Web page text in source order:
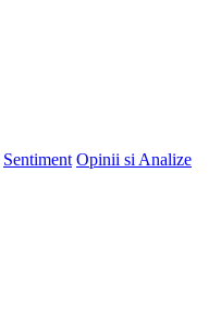
Sentiment Opinii si Analize